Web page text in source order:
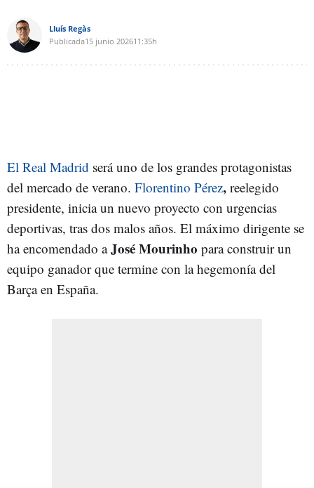
Lluís Regàs
Publicada15 junio 202611:35h
El Real Madrid será uno de los grandes protagonistas
del mercado de verano. Florentino Pérez, reelegido
presidente, inicia un nuevo proyecto con urgencias
deportivas, tras dos malos años. El máximo dirigente se
ha encomendado aJosé Mourinho para construir un
equipo ganador que termine con la hegemonía del
Barça en España.